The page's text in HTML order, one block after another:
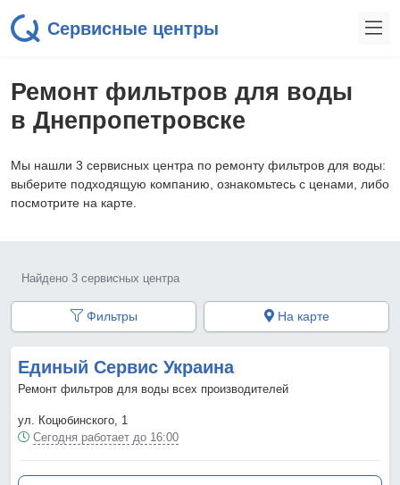
Сервисные центры
Ремонт фильтров для воды
в Днепропетровске
Мы нашли 3 сервисных центра по ремонту фильтров для воды:
выберите подходящую компанию, ознакомьтесь с ценами, либо
посмотрите на карте.
Найдено 3 сервисных центра
Фильтры На карте
Единый Сервис Украина
Ремонт фильтров для воды всех производителей
ул. Коцюбинского, 1
Сегодня работает до 16:00